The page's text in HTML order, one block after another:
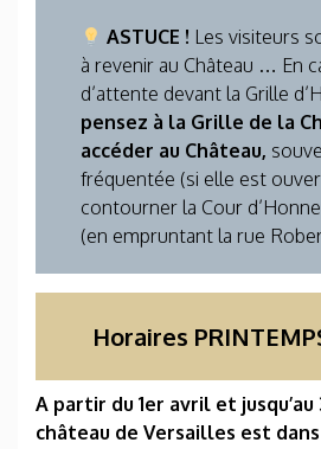
ASTUCE ! Les visiteurs
à revenir au Château … En
d’attente devant la Grille
pensez à la Grille de la
accéder au Château,
fréquentée (si elle est
contourner la Cour
(en empruntant la rue
Horaires
A partir du 1er avril et
château de Versailles est